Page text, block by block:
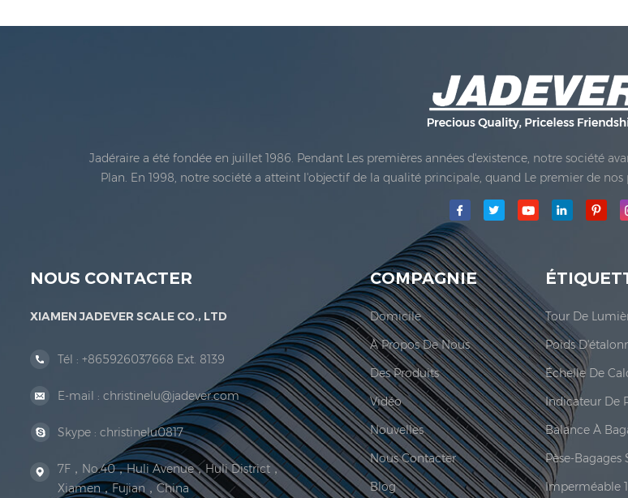
Jadéraire a été fondée en juillet 1986. Pendant Les premières années d'existence, notre société
Plan. En 1998, notre société a atteint l'objectif de la qualité principale, quand Le premier de
métrologie légale En 1999, Xiamen Jadéraire Échelle Co., Ltd.a été établie; La principale zone
NOUS CONTACTER
XIAMEN JADEVER SCALE CO., LTD
Tél : +865926037668 Ext. 8139
E-mail : christinelu@jadever.com
Skype : christinelu0817
7F，No.40，Huli Avenue，Huli District，
Xiamen，Fujian，China
COMPAGNIE
Domicile
À Propos De Nous
Des Produits
Vidéo
Nouvelles
Nous Contacter
Blog
Tour De
Poids
Balance À
Pèse-